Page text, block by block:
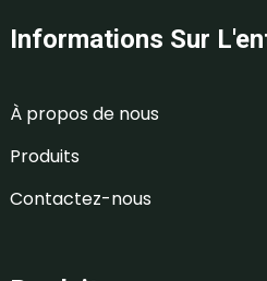
Informations Sur
À propos de nous
Produits
Contactez-nous